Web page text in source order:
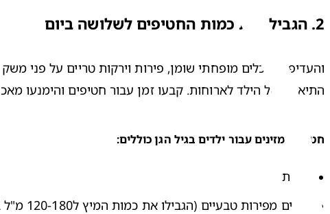
2. הגבילו את כמות החטיפים לשלושה ביום
התיאבון של הילד לארוחות. קבעו זמן עבור חטיפים והימנעו
חטיפים מזינים עבור ילדים בגיל הגן כוללים:
פירות
מיצים מפירות טבעיים (הגבילו את כמות המיץ ל120-180 מ"ל ביום)